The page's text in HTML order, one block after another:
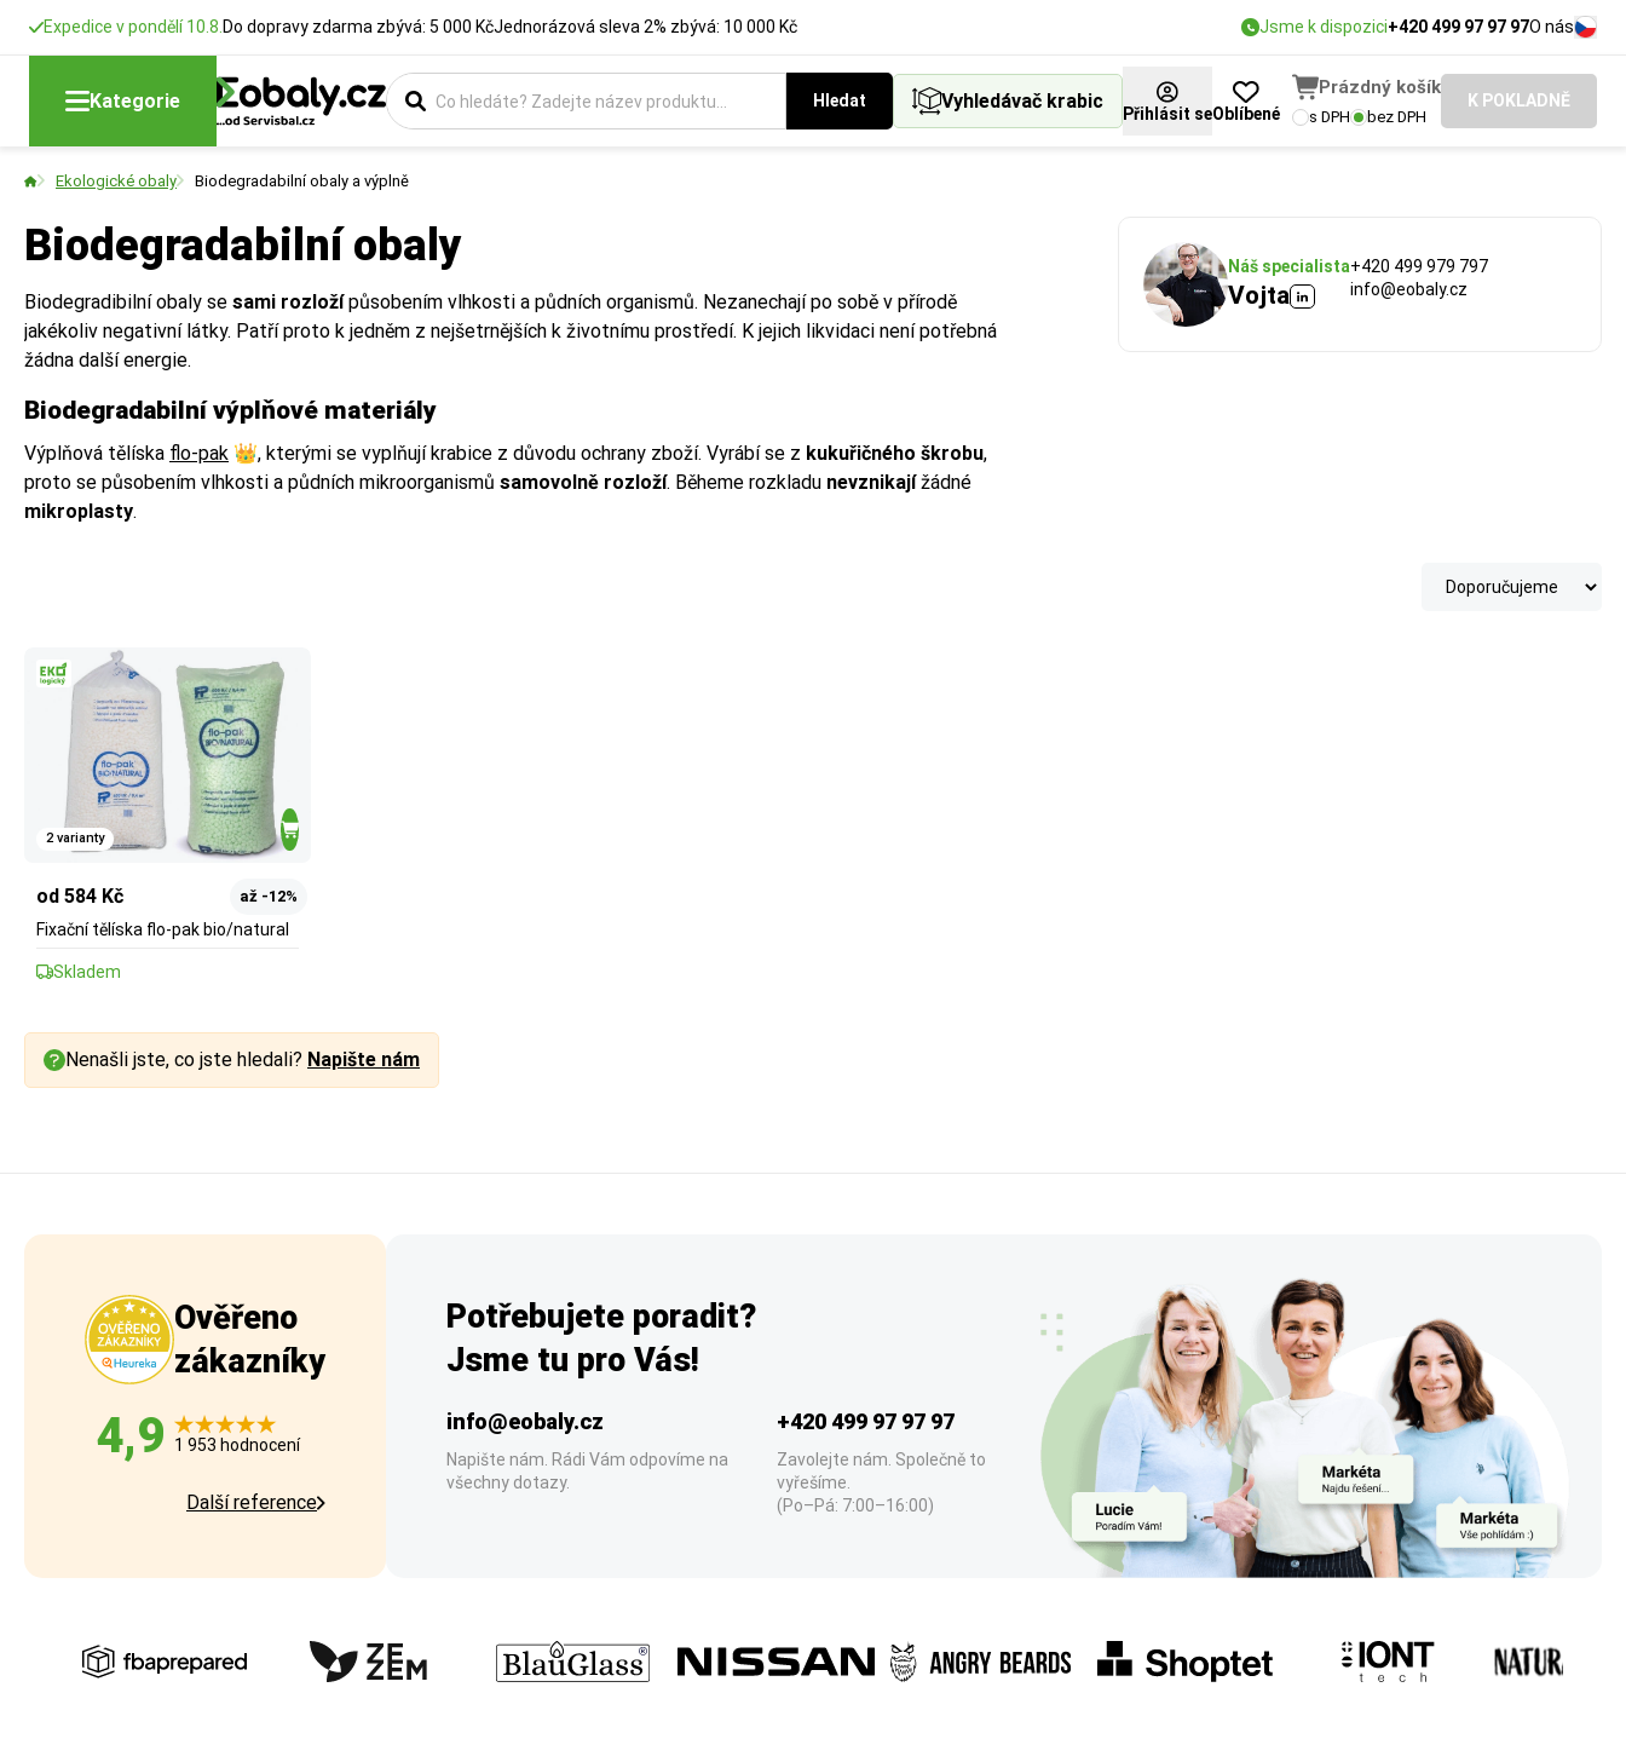
Expedice v pondělí 10.8. Do dopravy zdarma zbývá: 5 000 KčJednorázová sleva 2% zbývá: 10 000 Kč Jsme k dispozici+420 499 97 97 97O nás
Kategorie Hledat Vyhledávač krabic
Přihlásit seOblíbené
Prázdný košík
s DPH bez DPH
K POKLADNĚ
Ekologické obaly Biodegradabilní obaly a výplně
Biodegradabilní obaly
Biodegradibilní obaly se sami rozložípůsobením vlhkosti a půdních organismů. Nezanechají po sobě v přírodě
jakékoliv negativní látky. Patří proto k jedněm z nejšetrnějších k životnímu prostředí. K jejich likvidaci není potřebná
žádna další energie.
Biodegradabilní výplňové materiály
Výplňová tělíska flo-pak 👑, kterými se vyplňují krabice z důvodu ochrany zboží. Vyrábí se z kukuřičného škrobu,
proto se působením vlhkosti a půdních mikroorganismů samovolně rozloží. Běheme rozkladu nevznikajížádné
mikroplasty.
Náš specialista
Vojta
+420 499 979 797
info@eobaly.cz
2 varianty
od 584 Kč až -12%
Fixační tělíska flo-pak bio/natural
Skladem
Nenašli jste, co jste hledali? Napište nám
Ověřeno
zákazníky
4,9 1 953 hodnocení
Další reference
Potřebujete poradit?
Jsme tu pro Vás!
info@eobaly.cz
Napište nám. Rádi Vám odpovíme na
všechny dotazy.
+420 499 97 97 97
Zavolejte nám. Společně to
vyřešíme.
(Po–Pá: 7:00–16:00)